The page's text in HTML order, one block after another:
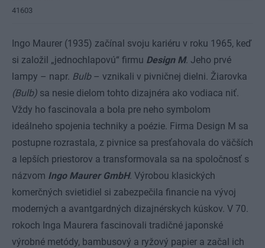
41603
Ingo Maurer (1935) začínal svoju kariéru v roku 1965, keď
si založil „jednochlapovú“ firmu Design M. Jeho prvé
lampy – napr. Bulb– vznikali v pivničnej dielni. Žiarovka
(Bulb) sa nesie dielom tohto dizajnéra ako vodiaca niť.
Vždy ho fascinovala a bola pre neho symbolom
ideálneho spojenia techniky a poézie. Firma Design M sa
postupne rozrastala, z pivnice sa presťahovala do väčších
a lepších priestorov a transformovala sa na spoločnosť s
názvom Ingo Maurer GmbH. Výrobou klasických
komerčných svietidiel si zabezpečila financie na vývoj
moderných a avantgardných dizajnérskych kúskov. V 70.
rokoch Inga Maurera fascinovali tradičné japonské
výrobné metódy, bambusový a ryžový papier a začal ich